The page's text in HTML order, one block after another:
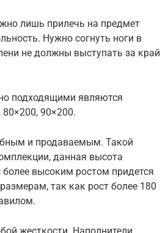
лишь прилечь на предмет
Нужно согнуть ноги в
не должны выступать за край
подходящими являются
90×200.
и продаваемым. Такой
данная высота
высоким ростом придется
так как рост более 180